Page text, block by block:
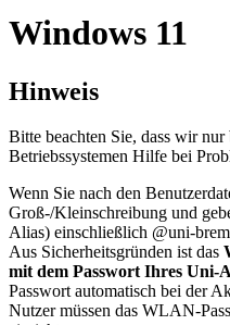
Windows 11
Hinweis
Bitte beachten Sie, dass wir
Betriebssystemen Hilfe bei
Wenn Sie nach den
Groß-/Kleinschreibung und
Alias) einschließlich @uni-
Aus Sicherheitsgründen ist das
mit dem Passwort Ihres Uni-
Passwort automatisch bei der
Nutzer müssen das WLAN-